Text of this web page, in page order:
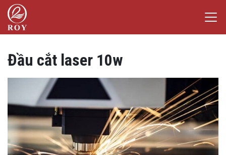
Chuyển đến nội dung
Laser Việt Đức
Đầu cắt laser 10w